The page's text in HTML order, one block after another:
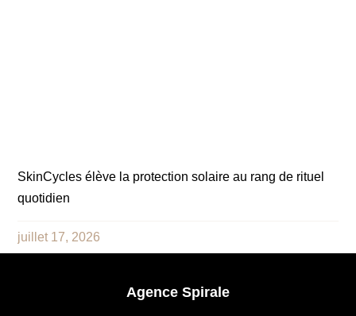
SkinCycles élève la protection solaire au rang de rituel
quotidien
juillet 17, 2026
Agence Spirale